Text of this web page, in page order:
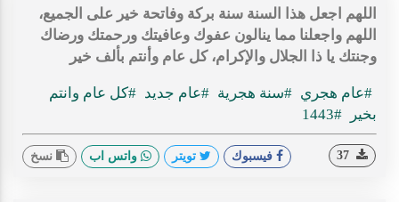
اللهم اجعل هذا السنة سنة بركة وفاتحة خير على الجميع،
اللهم واجعلنا مما ينالون عفوك وعافيتك ورحمتك ورضاك
وجنتك يا ذا الجلال والإكرام، كل عام وأنتم بألف خير
#عام هجري #سنة هجرية #عام جديد #كل عام وانتم
بخير
#1443
فيسبوك تويتر واتس اب نسخ